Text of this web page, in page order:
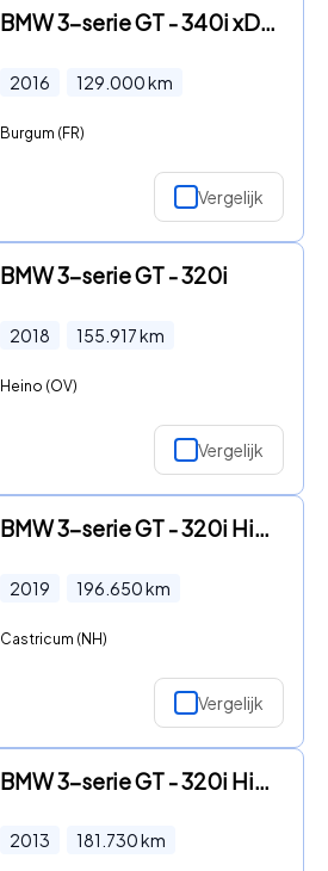
BMW 3-serie GT - 340i xDrive M-Sport Centennial High Executive
2016 129.000km
Burgum (FR)
Vergelijk
BMW 3-serie GT - 320i
2018 155.917km
Heino (OV)
Vergelijk
BMW 3-serie GT - 320i High Executive Edition Automaat / M-Sport / Harman-Kard
2019 196.650km
Castricum (NH)
Vergelijk
BMW 3-serie GT - 320i High Executive|PANO|Cruise|NAP
2013 181.730km